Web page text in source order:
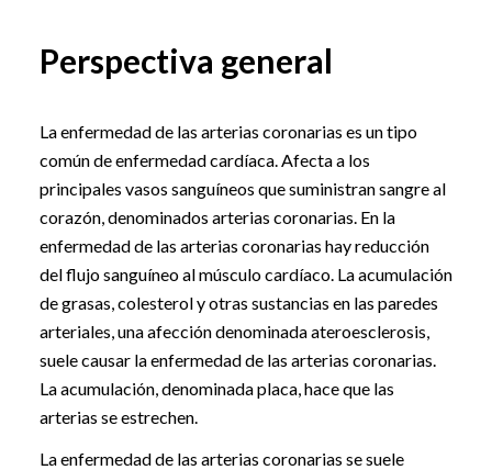
Perspectiva general
La enfermedad de las arterias coronarias es un tipo
común de enfermedad cardíaca. Afecta a los
principales vasos sanguíneos que suministran sangre al
corazón, denominados arterias coronarias. En la
enfermedad de las arterias coronarias hay reducción
del flujo sanguíneo al músculo cardíaco. La acumulación
de grasas, colesterol y otras sustancias en las paredes
arteriales, una afección denominada ateroesclerosis,
suele causar la enfermedad de las arterias coronarias.
La acumulación, denominada placa, hace que las
arterias se estrechen.
La enfermedad de las arterias coronarias se suele